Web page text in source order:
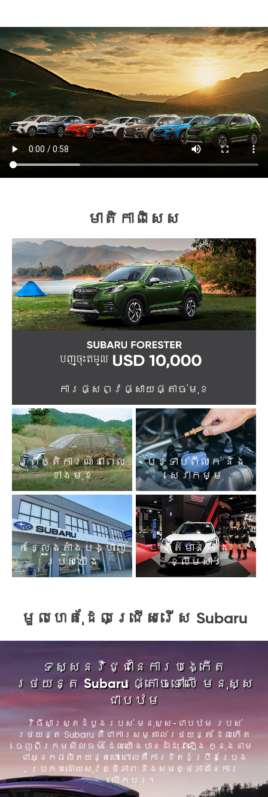
មាតិកាពិសេស
ការផ្សព្វផ្សាយផ្តាច់មុខ
ព្រឹត្តិការណ៍នាពេល
ខាងមុខ
បន្ទាប់ពីលក់ និង
សេវាកម្ម
កន្លែងតាំងបង្ហាញ
របស់យើង
ព័ត៌មាន និង
ខ្លឹមសារ
មួលហេតុដែលជ្រើសរើស Subaru
ទស្សនវិជ្ជានៃការបង្កើត
រថយន្ត Subaru ផ្តោចទៅលើ មនុស្ស
ជាបឋម
វិធីសាស្រ្តដំបូងរបស់ មនុស្ស-ជាបឋម របស់
រថយន្ត Subaru គឺជាការសម្គាល់រថយន្ត ដែលកើត
ចេញពីក្រមសីលធម៌ ដែលយើងបានដាំដុះវាឡើង ក្នុងនាម
ជាអ្នកផលិតយន្តហោះ ពោលគឺការខិតខំប្រឹងប្រែង
ប្រកបដោយសុវត្ថិភាព និងសមត្ថភាពនៃការ
បើកបរ។